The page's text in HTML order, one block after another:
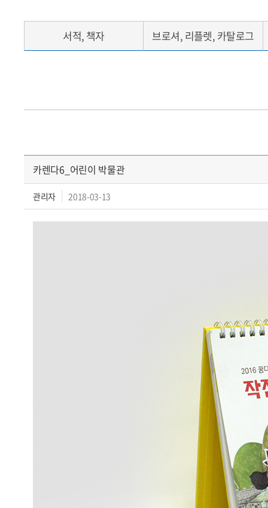
서적, 책자 브로셔, 리플렛, 카탈로그
카렌다6_어린이 박물관
관리자 2018-03-13